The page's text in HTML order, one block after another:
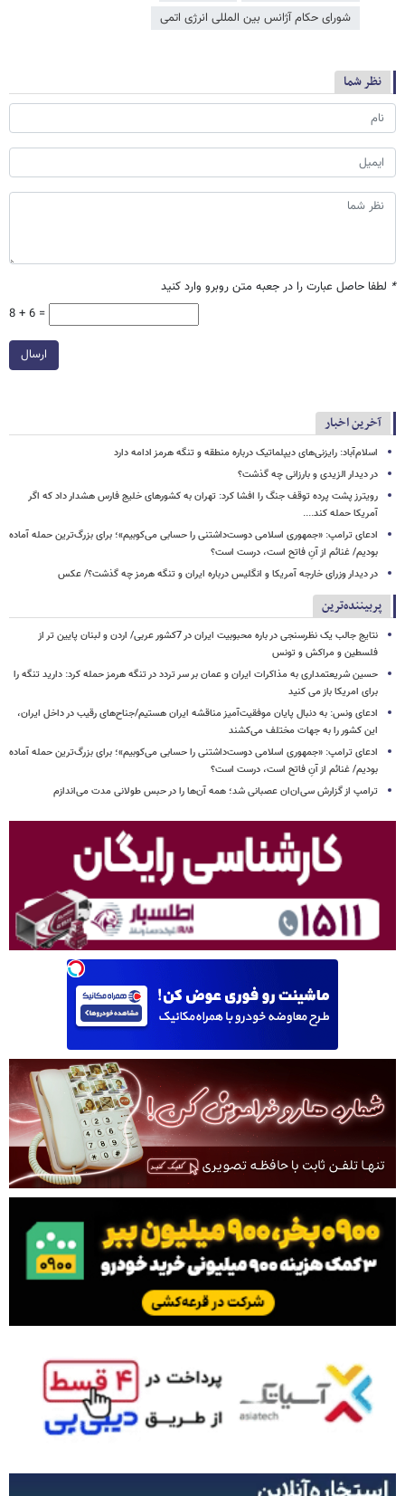
شورای حکام آژانس بین المللی انرژی اتمی
نظر شما
* لطفا حاصل عبارت را در جعبه متن روبرو وارد کنید
8 + 6 =
ارسال
آخرین اخبار
اسلام‌آباد: رایزنی‌های دیپلماتیک درباره منطقه و تنگه هرمز ادامه دارد
در دیدار الزیدی و بارزانی چه گذشت؟
رویترز پشت پرده توقف جنگ را افشا کرد: تهران به کشورهای خلیج فارس هشدار داد که اگر
آمریکا حمله کند....
ادعای ترامپ: «جمهوری اسلامی دوست‌داشتنی را حسابی می‌کوبیم»؛ برای بزرگ‌ترین حمله آماده
بودیم/ غنائم از آنِ فاتح است، درست است؟
در دیدار وزرای خارجه آمریکا و انگلیس درباره ایران و تنگه هرمز چه گذشت؟/ عکس
پربیننده‌ترین
نتایج جالب یک نظرسنجی در باره محبوبیت ایران در 7کشور عربی/ اردن و لبنان پایین تر از
فلسطین و مراکش و تونس
حسین شریعتمداری به مذاکرات ایران و عمان بر سر تردد در تنگه هرمز حمله کرد: دارید تنگه را
برای امریکا باز می کنید
ادعای ونس: به دنبال پایان موفقیت‌آمیز مناقشه ایران هستیم/جناح‌های رقیب در داخل ایران،
این کشور را به جهات مختلف می‌کشند
ادعای ترامپ: «جمهوری اسلامی دوست‌داشتنی را حسابی می‌کوبیم»؛ برای بزرگ‌ترین حمله آماده
بودیم/ غنائم از آنِ فاتح است، درست است؟
ترامپ از گزارش سی‌ان‌ان عصبانی شد؛ همه آن‌ها را در حبس طولانی مدت می‌اندازم